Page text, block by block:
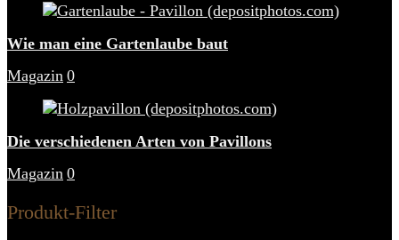
Wie man eine Gartenlaube baut
Magazin 0
Die verschiedenen Arten von Pavillons
Magazin 0
Produkt-Filter